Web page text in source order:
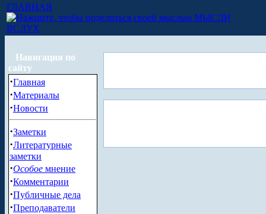
ГЛАВНАЯ
МЫСЛИ
ВСЛУХ
Навигация по
сайту
·Главная
·Материалы
·Новости
·Заметки
·Литературные
заметки
·Особое мнение
·Комментарии
·Публичные дела
·Преподаватели